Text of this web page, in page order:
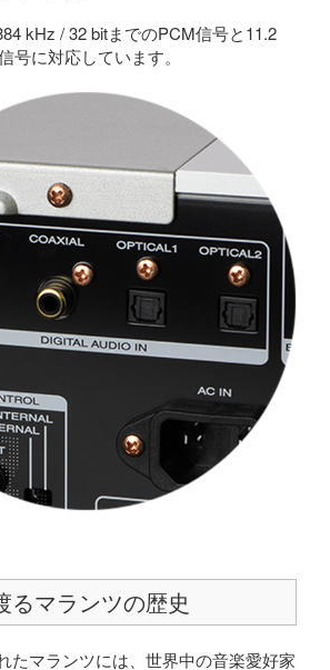
kHz / 32 bitまでのPCM信号と11.2
号に対応しています。
るマランツの歴史
たマランツには、世界中の音楽愛好家